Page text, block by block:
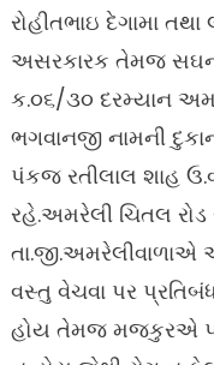
રોહીતભાઇ દેગામા
અસરકારક તેમજ સઘન
ક.૦૬/૩૦ દરમ્યાન
ભગવાનજી નામની
પંકજ રતીલાલ શાહ
રહે.અમરેલી ચિતલ
વસ્તુ વેચવા પર
હોય તેમજ મજકુરએ